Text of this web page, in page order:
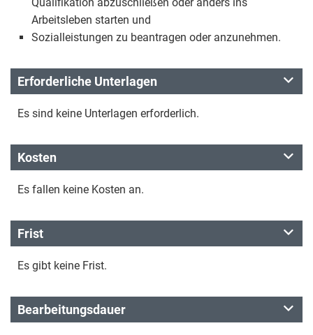
Arbeitsleben starten und
Sozialleistungen zu beantragen oder anzunehmen.
Erforderliche Unterlagen
Es sind keine Unterlagen erforderlich.
Kosten
Es fallen keine Kosten an.
Frist
Es gibt keine Frist.
Bearbeitungsdauer